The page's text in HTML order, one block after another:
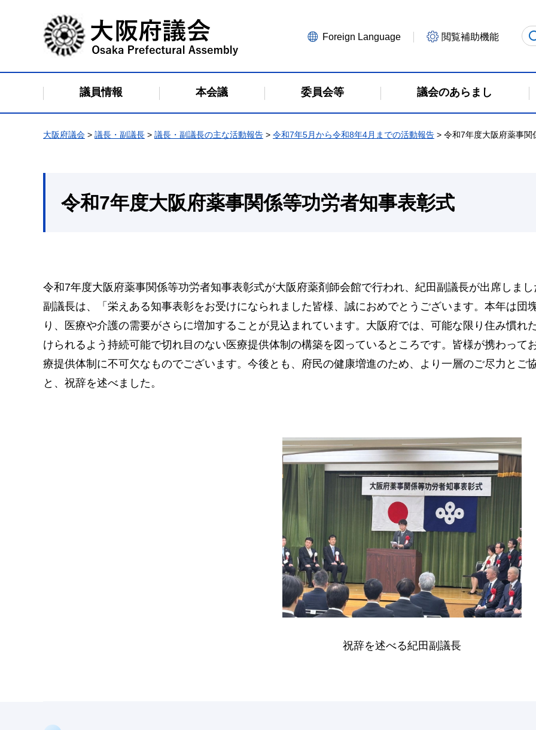
大阪府議会
Foreign Language 閲覧補助機能
議員情報 本会議 委員会等 議会のあらまし
大阪府議会 > 議長・副議長 > 議長・副議長の主な活動報告 > 令和7年5月から令和8年4月までの活動報告 > 令和7年度大阪府薬事関
令和7年度大阪府薬事関係等功労者知事表彰式
令和7年度大阪府薬事関係等功労者知事表彰式が大阪府薬剤師会館で行われ、紀田副議長が出席しまし
副議長は、「栄えある知事表彰をお受けになられました皆様、誠におめでとうございます。本年は団
り、医療や介護の需要がさらに増加することが見込まれています。大阪府では、可能な限り住み慣れ
けられるよう持続可能で切れ目のない医療提供体制の構築を図っているところです。皆様が携わって
療提供体制に不可欠なものでございます。今後とも、府民の健康増進のため、より一層のご尽力とご
と、祝辞を述べました。
祝辞を述べる紀田副議長